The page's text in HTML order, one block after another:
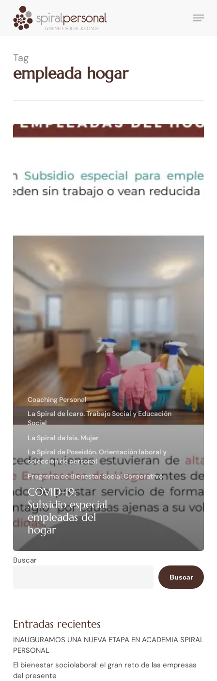
main
Menu
Tag
empleada hogar
COVID-
19:
empleadas
del
hogar
Coaching Personal
La Spiral de Ícaro. Trabajo Social y Educación
Social
La Spiral de Isis. Mujer
La Spiral de Poseidón. Orientación laboral y
selección de personal
Programa de Bienestar Social Corporativo
COVID-19:
Subsidio especial
empleadas del
hogar
Buscar
Buscar
Entradas recientes
INAUGURAMOS UNA NUEVA ETAPA EN ACADEMIA SPIRAL
PERSONAL
El bienestar sociolaboral: el gran reto de las empresas
del presente